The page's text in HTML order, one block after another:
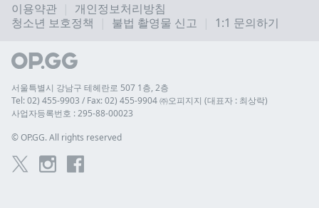
이용약관
개인정보처리방침
청소년 보호정책
불법 촬영물 신고 1:1 문의하기
서울특별시 강남구 테헤란로 507 1층, 2층
Tel: 02) 455-9903 / Fax: 02) 455-9904 ㈜오피지지 (대표자 : 최상락)
사업자등록번호 : 295-88-00023
© OP.GG. All rights reserved